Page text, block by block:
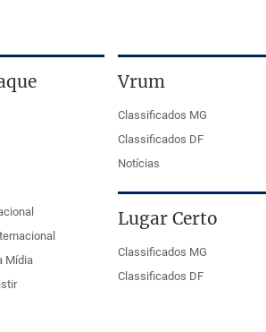
Mídia
Vrum
Classificados MG
Classificados DF
Notícias
Lugar Certo
Classificados MG
Classificados DF